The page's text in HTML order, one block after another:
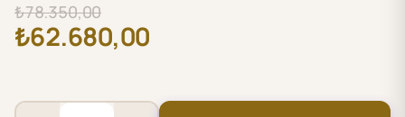
₺78.350,00
₺62.680,00